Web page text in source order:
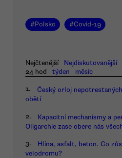
#Polsko #Covid-19
Nejčtenější
Nejdiskutovanější
24 hod
týden měsíc
1.
Český orloj
obětí
2.
Kapacitní mechanismy a
Oligarchie zase obere nás
3.
Hlína, asfalt, beton. Co
velodromu?